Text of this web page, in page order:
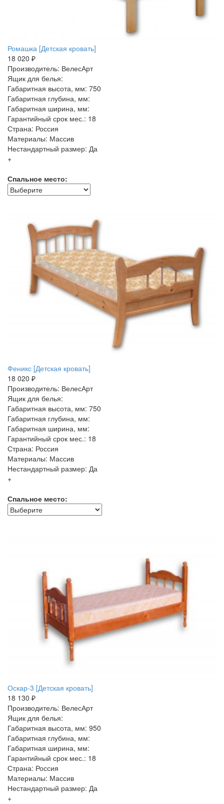
Ромашка [Детская кровать]
18 020 ₽
Производитель: ВелесАрт
Ящик для белья:
Габаритная высота, мм: 750
Габаритная глубина, мм:
Габаритная ширина, мм:
Гарантийный срок мес.: 18
Страна: Россия
Материалы: Массив
Нестандартный размер: Да
+
Спальное место:
Феникс [Детская кровать]
18 020 ₽
Производитель: ВелесАрт
Ящик для белья:
Габаритная высота, мм: 750
Габаритная глубина, мм:
Габаритная ширина, мм:
Гарантийный срок мес.: 18
Страна: Россия
Материалы: Массив
Нестандартный размер: Да
+
Спальное место:
Оскар-3 [Детская кровать]
18 130 ₽
Производитель: ВелесАрт
Ящик для белья:
Габаритная высота, мм: 950
Габаритная глубина, мм:
Габаритная ширина, мм:
Гарантийный срок мес.: 18
Страна: Россия
Материалы: Массив
Нестандартный размер: Да
+